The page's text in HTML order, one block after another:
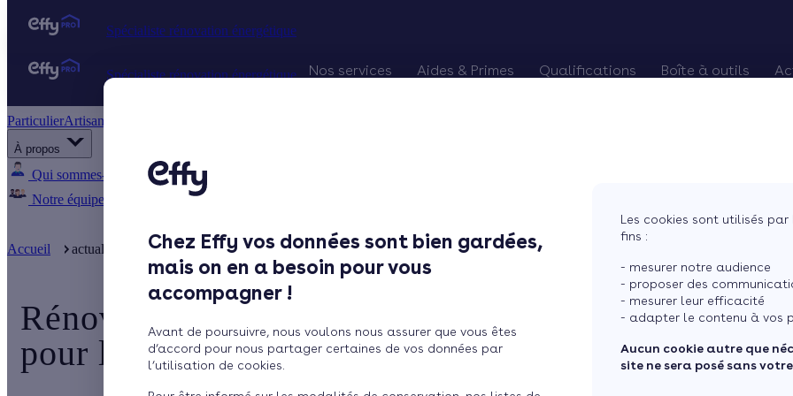
Chez Effy vos données sont bien gardées,
mais on en a besoin pour vous
accompagner !
Avant de poursuivre, nous voulons nous assurer que vous êtes
d’accord pour nous partager certaines de vos données par
l’utilisation de cookies.
Les cookies sont utilisés
fins :
- mesurer notre audience
- proposer des
- mesurer leur efficacité
- adapter le contenu à vos
Aucun cookie autre que
site ne sera posé sans
ParticulierArtisan / installateur
À propos
Qui sommes-nous ? Pourquoi Effy ?
Notre équipe
Rejoignez-nous
Spécialiste rénovation énergétique Nos services Aides & Primes Qualifications Boîte à outils
Courtier en
Spécialiste rénovation énergétique
Accueil actualite Rénovation énergétique : quelles perspectives ...
Rénovation énergétique : quelles perspectives
pour l’emploi d’ici 2030 ?